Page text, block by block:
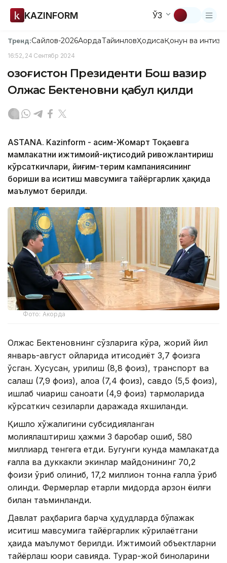
KAZINFORM ЎЗ
Тренд:Сайлов-2026АқордаТайинловҲодисаҚонун ва
16:52, 24 Сентябр 2024
Қозоғистон Президенти Бош вазир
Олжас Бектеновни қабул қилди
ASTANA. Kazinform - Қасим-Жомарт Тоқаевга
мамлакатни ижтимоий-иқтисодий ривожлантириш
кўрсаткичлари, йиғим-терим кампаниясининг
бориши ва иситиш мавсумига тайёргарлик ҳақида
маълумот берилди.
Фото: Акорда
Олжас Бектеновнинг сўзларига кўра, жорий йил
январь-август ойларида иқтисодиёт 3,7 фоизга
ўсган. Хусусан, қурилиш (8,8 фоиз), транспорт ва
сақлаш (7,9 фоиз), алоқа (7,4 фоиз), савдо (5,5 фоиз),
ишлаб чиқариш саноати (4,9 фоиз) тармоқларида
кўрсаткич сезиларли даражада яхшиланди.
Қишлоқ хўжалигини субсидияланган
молиялаштириш ҳажми 3 баробар ошиб, 580
миллиард тенгега етди. Бугунги кунда мамлакатда
ғалла ва дуккакли экинлар майдонининг 70,2
фоизи ўриб олиниб, 17,2 миллион тонна ғалла ўриб
олинди. Фермерлар етарли миқдорда арзон ёқилғи
билан таъминланди.
Давлат раҳбарига барча ҳудудларда бўлажак
иситиш мавсумига тайёргарлик кўрилаётгани
ҳақида маълумот берилди. Ижтимоий объектларни
тайёрлаш юқори савияда. Турар-жой биноларини